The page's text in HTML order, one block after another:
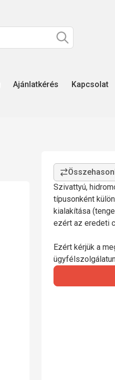
Ajánlatkérés Kapcsolat
Szivattyú,
típusonként
kialakítása
ezért az eredeti
Ezért kérjük a